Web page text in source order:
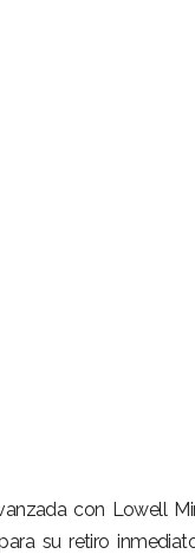
con Lowell
su retiro